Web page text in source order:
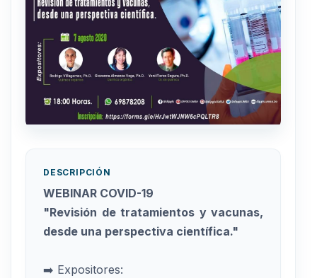
DESCRIPCIÓN
WEBINAR COVID-19
"Revisión de tratamientos y vacunas,
desde una perspectiva científica."
➡️ Expositores: